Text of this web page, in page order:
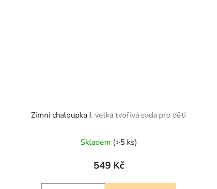
Zimní chaloupka I. velká tvořivá sada pro děti
Skladem (>5 ks)
549 Kč